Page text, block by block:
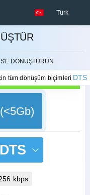
Türk
DÖNÜŞTÜRÜN
tüm dönüşüm biçimleri DTS
DTS
kbps